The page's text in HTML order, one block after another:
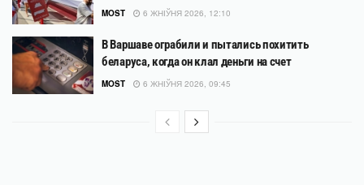
MOST 6 ЖНІЎНЯ 2026, 12:10
В Варшаве ограбили и пытались похитить
беларуса, когда он клал деньги на счет
MOST 6 ЖНІЎНЯ 2026, 09:45